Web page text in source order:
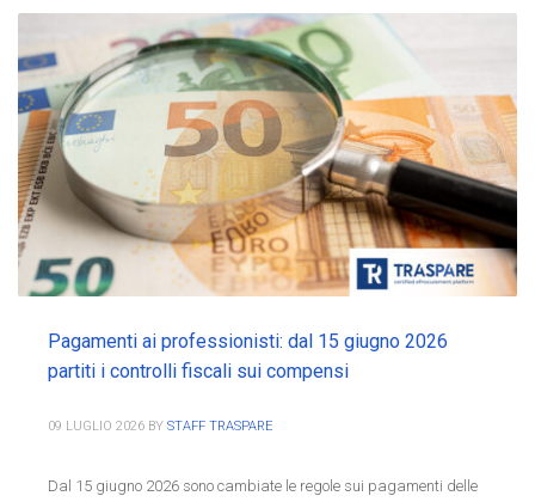
Pagamenti ai professionisti: dal 15 giugno 2026
partiti i controlli fiscali sui compensi
09 LUGLIO 2026 BY STAFF TRASPARE
Dal 15 giugno 2026 sono cambiate le regole sui pagamenti delle